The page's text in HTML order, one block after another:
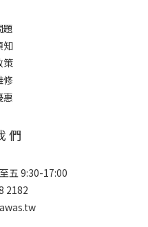
題
知
策
修
惠
們
五 9:30-17:00
2182